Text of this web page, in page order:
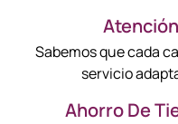
Sabemos que cada
servicio
Ahorro De